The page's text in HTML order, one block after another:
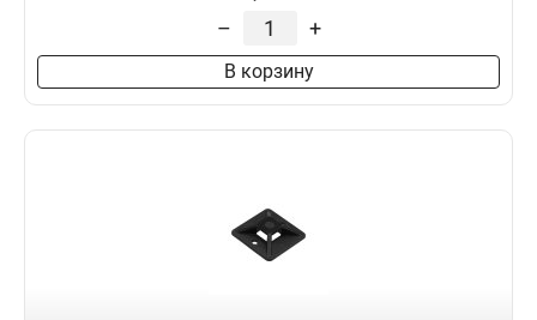
– +
В корзину